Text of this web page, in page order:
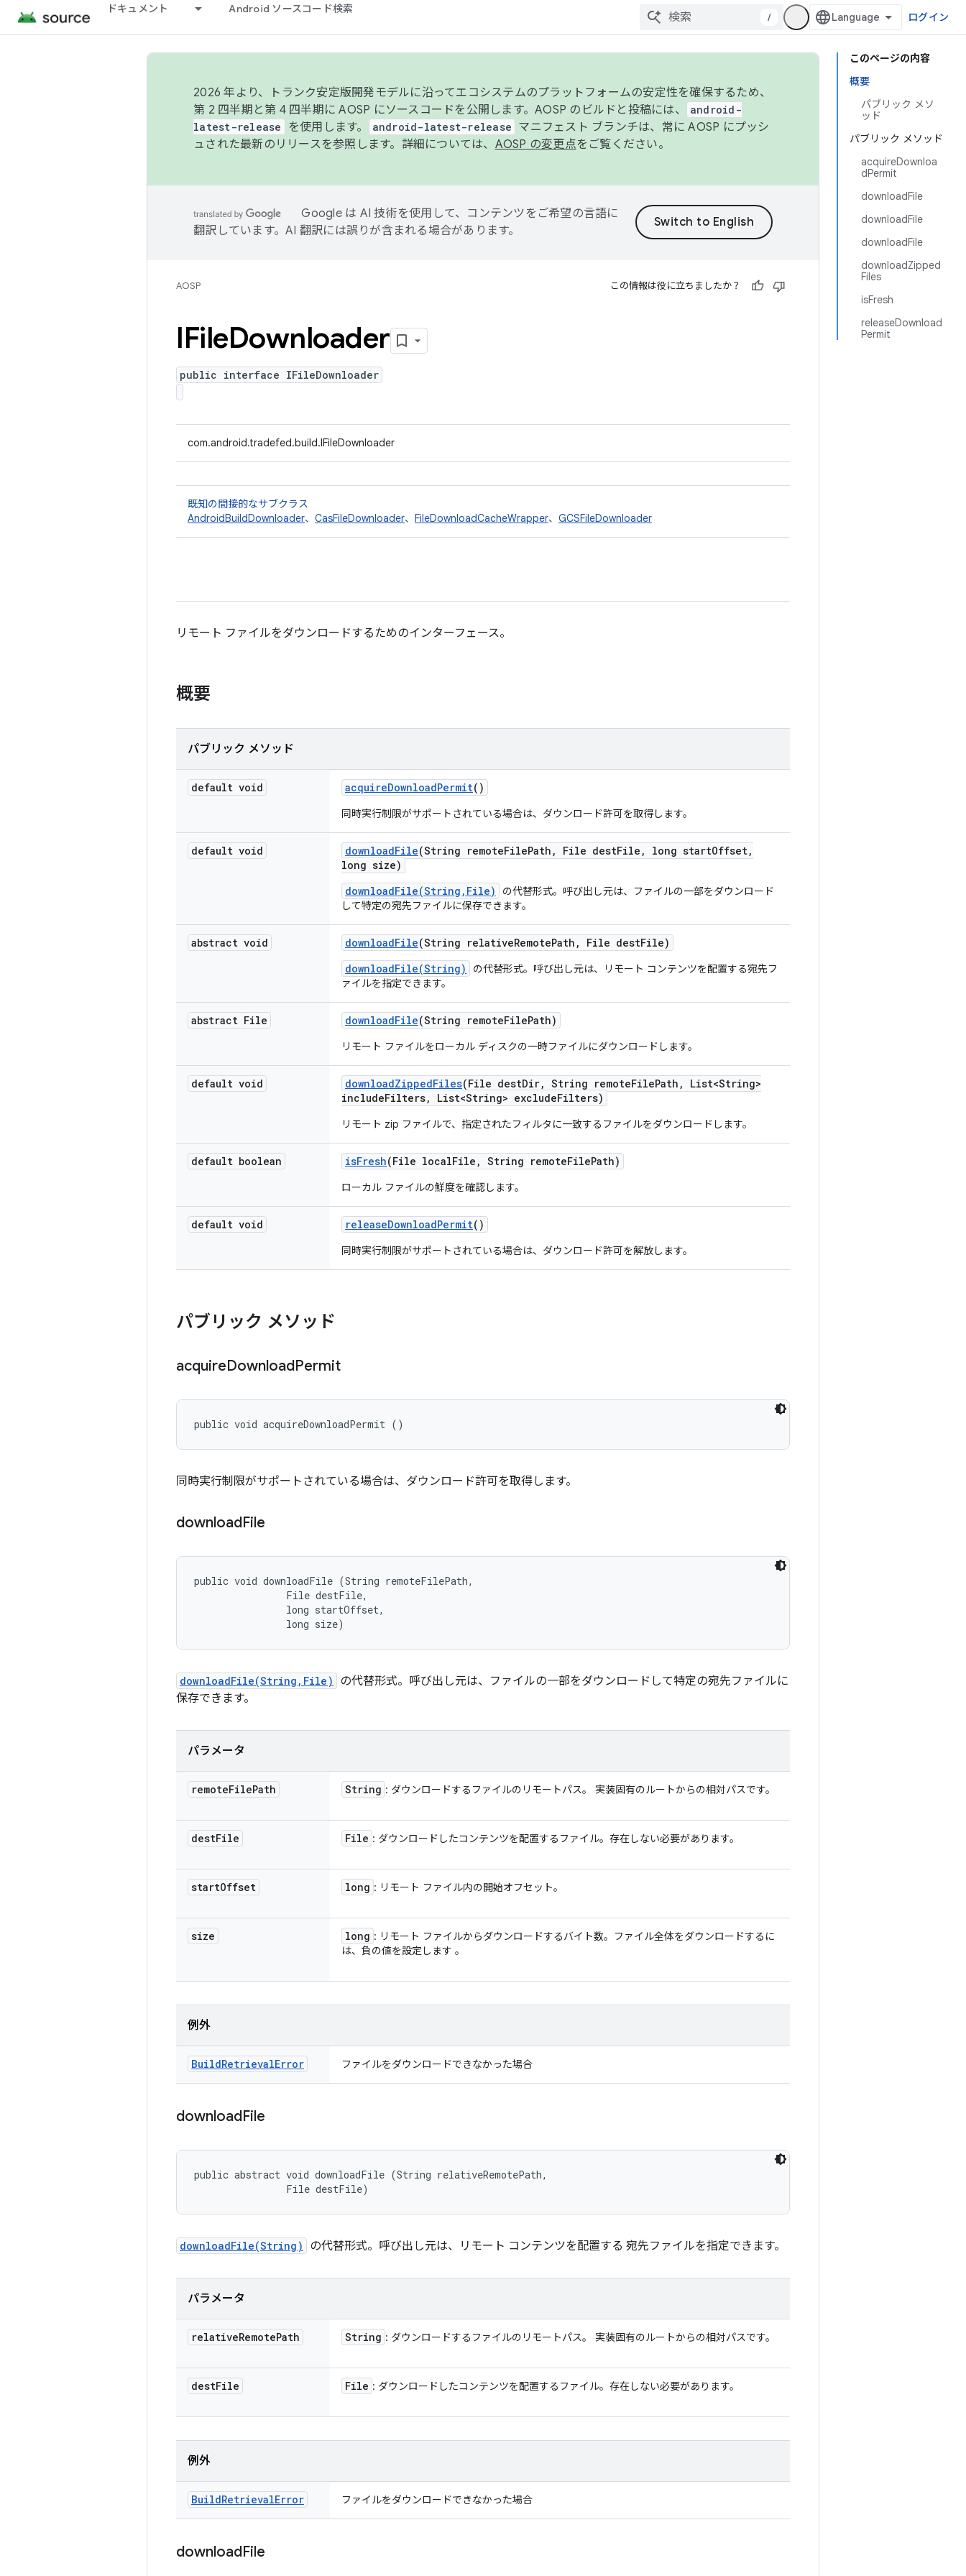
ドキュメント Android ソースコード検索
/ ログイン
このページの内容
概要
パブリック メソ
ッド
パブリック メソッド
acquireDownloa
dPermit
downloadFile
downloadFile
downloadFile
downloadZipped
Files
isFresh
releaseDownload
Permit
2026 年より、トランク安定版開発モデルに沿ってエコシステムのプラットフォームの安定性を確保するため、
第 2 四半期と第 4 四半期に AOSP にソースコードを公開します。AOSP のビルドと投稿には、
android-
latest-release
を使用します。 android-latest-release マニフェスト ブランチは、常に AOSP にプッシ
ュされた最新のリリースを参照します。詳細については、 AOSP の変更点をご覧ください。
Google は AI 技術を使用して、コンテンツをご希望の言語に
翻訳しています。AI 翻訳には誤りが含まれる場合があります。
AOSP この情報は役に立ちましたか？
IFileDownloader
public interface IFileDownloader
com.android.tradefed.build.IFileDownloader
既知の間接的なサブクラス
AndroidBuildDownloader、 CasFileDownloader、 FileDownloadCacheWrapper、 GCSFileDownloader
リモート ファイルをダウンロードするためのインターフェース。
概要
パブリック メソッド
default void acquireDownloadPermit()
同時実行制限がサポートされている場合は、ダウンロード許可を取得します。
default void downloadFile(String remoteFilePath , File destFile , long startOffset,
long size)
downloadFile(String,File)
の代替形式。呼び出し元は、ファイルの一部をダウンロード
して特定の宛先ファイルに保存できます。
abstract void downloadFile(String relativeRemotePath , File destFile)
downloadFile(String)
の代替形式。呼び出し元は、リモート コンテンツを配置する宛先フ
ァイルを指定できます。
abstract File downloadFile(String remoteFilePath)
リモート ファイルをローカル ディスクの一時ファイルにダウンロードします。
default void downloadZippedFiles(File destDir, String remoteFilePath ,
List<String>
includeFilters, List<String> excludeFilters)
リモート zip ファイルで、指定されたフィルタに一致するファイルをダウンロードします。
default boolean isFresh(File localFile , String remoteFilePath)
ローカル ファイルの鮮度を確認します。
default void releaseDownloadPermit()
同時実行制限がサポートされている場合は、ダウンロード許可を解放します。
パブリック メソッド
acquireDownloadPermit
public void acquireDownloadPermit ()
同時実行制限がサポートされている場合は、ダウンロード許可を取得します。
downloadFile
public void downloadFile (String remoteFilePath,
                File destFile,
                long startOffset,
                long size)
downloadFile(String,File)
の代替形式。呼び出し元は、ファイルの一部をダウンロードして特定の宛先ファイルに
保存できます。
パラメータ
remoteFilePath String : ダウンロードするファイルのリモートパス。 実装固有のルートからの相対パスです。
destFile File : ダウンロードしたコンテンツを配置するファイル。存在しない必要があります。
startOffset long : リモート ファイル内の開始オフセット。
size long : リモート ファイルからダウンロードするバイト数。ファイル全体をダウンロードするに
は、負の値を設定します 。
例外
BuildRetrievalError ファイルをダウンロードできなかった場合
downloadFile
public abstract void downloadFile (String relativeRemotePath,
                File destFile)
downloadFile(String) の代替形式。呼び出し元は、リモート コンテンツを配置する 宛先ファイルを指定できます。
パラメータ
relativeRemotePath String : ダウンロードするファイルのリモートパス。 実装固有のルートからの相対パスです。
destFile File : ダウンロードしたコンテンツを配置するファイル。存在しない必要があります。
例外
BuildRetrievalError ファイルをダウンロードできなかった場合
downloadFile